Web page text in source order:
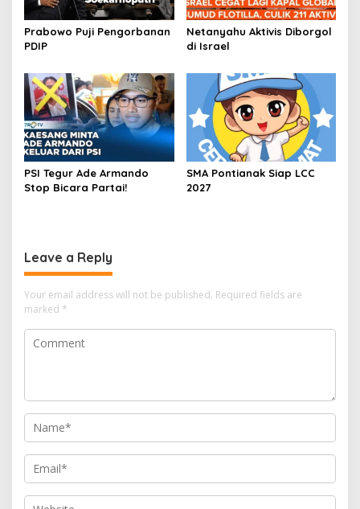
Prabowo Puji Pengorbanan
PDIP
Netanyahu Aktivis Diborgol
di Israel
PSI Tegur Ade Armando
Stop Bicara Partai!
SMA Pontianak Siap LCC
2027
Leave a Reply
Your email address will not be published. Required fields are
marked *